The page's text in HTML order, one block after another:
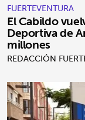
FUERTEVENTURA
El Cabildo
Deportiva de
millones
REDACCIÓN